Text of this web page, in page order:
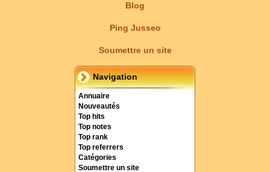
Blog
Ping Jusseo
Soumettre un site
Navigation
Annuaire
Nouveautés
Top hits
Top notes
Top rank
Top referrers
Catégories
Soumettre un site